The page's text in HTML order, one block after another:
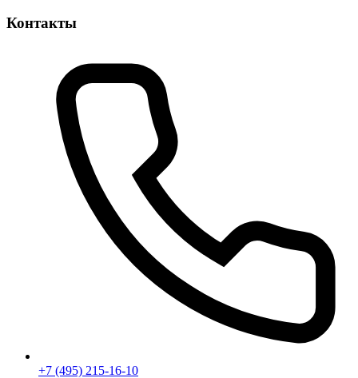
Контакты
+7 (495) 215-16-10